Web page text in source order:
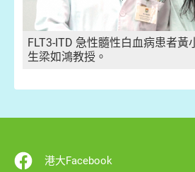
FLT3-ITD 急性髓性白血病患者黃
生梁如鴻教授。
港大Facebook